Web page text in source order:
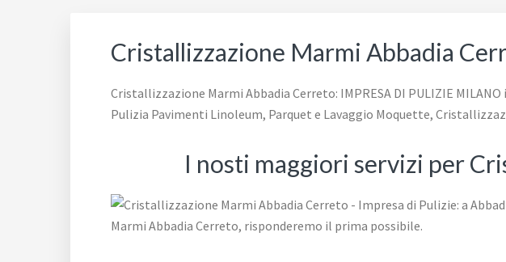
Cristallizzazione Marmi Abbadia
Cristallizzazione Marmi Abbadia Cerreto: IMPRESA DI PULIZIE
Pulizia Pavimenti Linoleum, Parquet e Lavaggio Moquette,
I nosti maggiori servizi per